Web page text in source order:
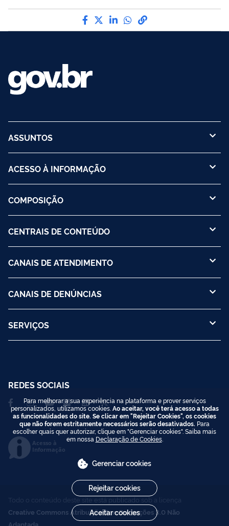
Compartilhe por Facebook
Compartilhe por Twitter
Compartilhe por
Compartilhe por
link para Copiar
ASSUNTOS
ACESSO À INFORMAÇÃO
COMPOSIÇÃO
CENTRAIS DE CONTEÚDO
CANAIS DE ATENDIMENTO
CANAIS DE DENÚNCIAS
SERVIÇOS
REDES SOCIAIS
Acesso à
Informação
Todo o conteúdo deste site está publicado sob a licença
Creative Commons Atribuição-SemDerivações 3.0 Não
Adaptada
Para melhorar a sua experiência na plataforma e prover serviços
personalizados, utilizamos cookies. Ao aceitar, você terá acesso a todas
as funcionalidades do site. Se clicar em "Rejeitar Cookies", os cookies
que não forem estritamente necessários serão desativados. Para
escolher quais quer autorizar, clique em "Gerenciar cookies". Saiba mais
em nossa Declaração de Cookies.
Gerenciar cookies
Rejeitar cookies
Aceitar cookies